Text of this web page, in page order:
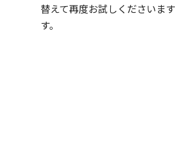
替えて再度お試しくださいま
す。